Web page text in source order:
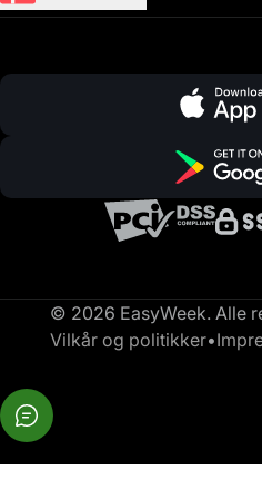
© 2026 EasyWeek. Alle
Vilkår og politikker•